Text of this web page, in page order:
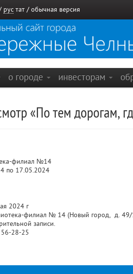
рус тат / обычная версия
о городе инвесторам
«По тем дорогам,
филиал №14
по 17.05.2024
2024 г
филиал № 14 (Новый город, д.
записи.
56-28-25